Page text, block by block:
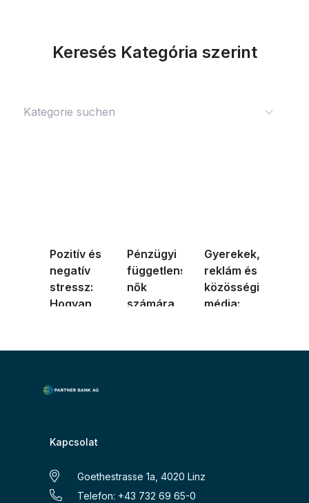
Keresés Kategória szerint
Pozitív és
negatív
stressz:
Hogyan
Pénzügyi
függetlenség
nők
számára
Gyerekek,
reklám és
közösségi
média:
Kapcsolat
Goethestrasse 1a, 4020 Linz
Telefon: +43 732 69 65-0